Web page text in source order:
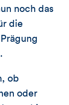
noch das
die
ob
oder